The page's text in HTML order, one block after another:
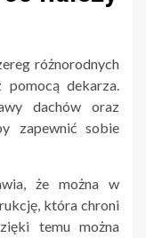
różnorodnych
pomocą dekarza.
dachów oraz
zapewnić sobie
że można w
która chroni
temu można